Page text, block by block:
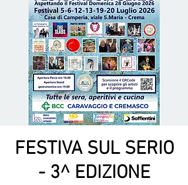
FESTIVA SUL SERIO
- 3^ EDIZIONE